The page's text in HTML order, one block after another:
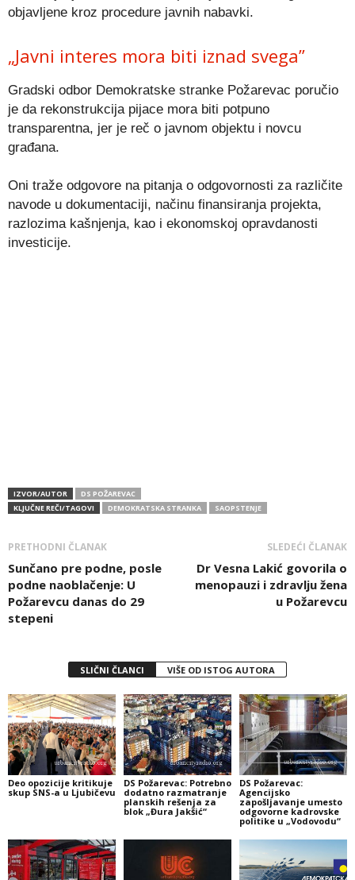
objavljene kroz procedure javnih nabavki.
„Javni interes mora biti iznad svega”
Gradski odbor Demokratske stranke Požarevac poručio
je da rekonstrukcija pijace mora biti potpuno
transparentna, jer je reč o javnom objektu i novcu
građana.
Oni traže odgovore na pitanja o odgovornosti za različite
navode u dokumentaciji, načinu finansiranja projekta,
razlozima kašnjenja, kao i ekonomskoj opravdanosti
investicije.
IZVOR/AUTOR
DS POŽAREVAC
KLJUČNE REČI/TAGOVI
DEMOKRATSKA STRANKA SAOPSTENJE
PRETHODNI ČLANAK
Sunčano pre podne, posle
podne naoblačenje: U
Požarevcu danas do 29
stepeni
SLEDEĆI ČLANAK
Dr Vesna Lakić govorila o
menopauzi i zdravlju žena
u Požarevcu
SLIČNI ČLANCI VIŠE OD ISTOG AUTORA
Deo opozicije kritikuje
skup SNS-a u Ljubičevu
DS Požarevac: Potrebno
dodatno razmatranje
planskih rešenja za
blok „Đura Jakšić“
DS Požarevac:
Agencijsko
zapošljavanje umesto
odgovorne kadrovske
politike u „Vodovodu“